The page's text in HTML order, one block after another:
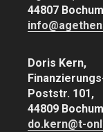
44807
Doris Kern,
Poststr. 101,
44809
do.kern@t-